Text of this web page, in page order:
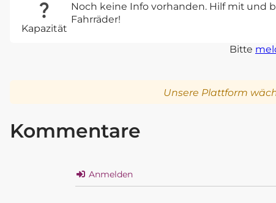
Kapazität
Noch keine Info vorhanden. Hilf mit und
Fahrräder!
Bitte
Unsere Plattform
Kommentare
Anmelden